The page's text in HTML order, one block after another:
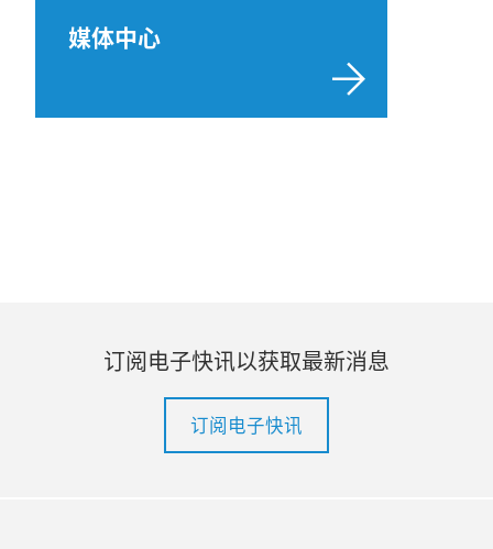
媒体中心
订阅电子快讯以获取最新消息
订阅电子快讯